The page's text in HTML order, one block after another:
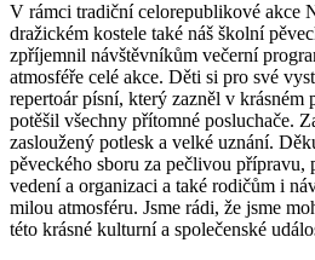
V rámci tradiční celorepublikové akce
dražickém kostele také náš školní
zpříjemnil návštěvníkům večerní
atmosféře celé akce. Děti si pro své
repertoár písní, který zazněl v krásném
potěšil všechny přítomné posluchače.
zasloužený potlesk a velké uznání.
pěveckého sboru za pečlivou přípravu,
vedení a organizaci a také rodičům i
milou atmosféru. Jsme rádi, že jsme
této krásné kulturní a společenské